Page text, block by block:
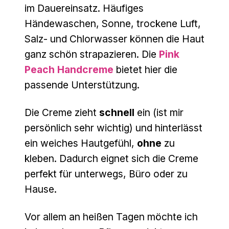
im Dauereinsatz. Häufiges
Händewaschen, Sonne, trockene Luft,
Salz- und Chlorwasser können die Haut
ganz schön strapazieren. Die Pink
Peach Handcreme bietet hier die
passende Unterstützung.
Die Creme zieht schnell ein (ist mir
persönlich sehr wichtig) und hinterlässt
ein weiches Hautgefühl, ohne zu
kleben. Dadurch eignet sich die Creme
perfekt für unterwegs, Büro oder zu
Hause.
Vor allem an heißen Tagen möchte ich